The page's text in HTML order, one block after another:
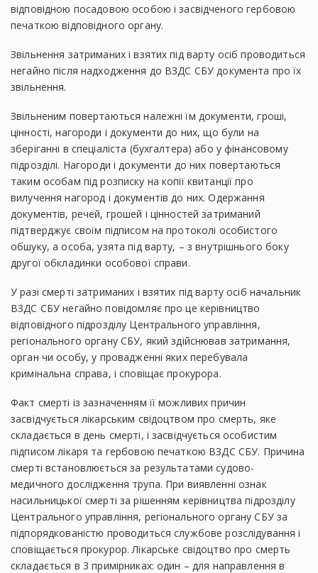
відповідною посадовою особою і засвідченого гербовою
печаткою відповідного органу.
Звільнення затриманих і взятих під варту осіб проводиться
негайно після надходження до ВЗДС СБУ документа про їх
звільнення.
Звільненим повертаються належні їм документи, гроші,
цінності, нагороди і документи до них, що були на
зберіганні в спеціаліста (бухгалтера) або у фінансовому
підрозділі. Нагороди і документи до них повертаються
таким особам під розписку на копії квитанції про
вилучення нагород і документів до них. Одержання
документів, речей, грошей і цінностей затриманий
підтверджує своїм підписом на протоколі особистого
обшуку, а особа, узята під варту, – з внутрішнього боку
другої обкладинки особової справи.
У разі смерті затриманих і взятих під варту осіб начальник
ВЗДС СБУ негайно повідомляє про це керівництво
відповідного підрозділу Центрального управління,
регіонального органу СБУ, який здійснював затримання,
орган чи особу, у провадженні яких перебувала
кримінальна справа, і сповіщає прокурора.
Факт смерті із зазначенням її можливих причин
засвідчується лікарським свідоцтвом про смерть, яке
складається в день смерті, і засвідчується особистим
підписом лікаря та гербовою печаткою ВЗДС СБУ. Причина
смерті встановлюється за результатами судово-
медичного дослідження трупа. При виявленні ознак
насильницької смерті за рішенням керівництва підрозділу
Центрального управління, регіонального органу СБУ за
підпорядкованістю проводиться службове розслідування і
сповіщається прокурор. Лікарське свідоцтво про смерть
складається в 3 примірниках: один – для направлення в